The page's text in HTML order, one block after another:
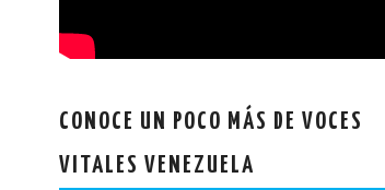
CONOCE UN POCO MÁS DE VOCES
VITALES VENEZUELA